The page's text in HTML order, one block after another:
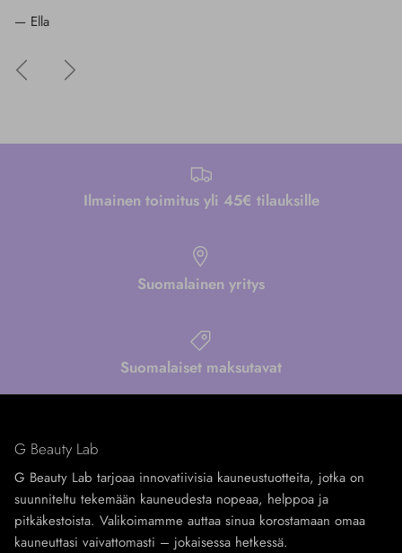
— Ella
EdellinenSeuraava
Ilmainen toimitus yli 45€ tilauksille
Suomalainen yritys
Suomalaiset maksutavat
G Beauty Lab
G Beauty Lab tarjoaa innovatiivisia kauneustuotteita, jotka on
suunniteltu tekemään kauneudesta nopeaa, helppoa ja
pitkäkestoista. Valikoimamme auttaa sinua korostamaan omaa
kauneuttasi vaivattomasti – jokaisessa hetkessä.